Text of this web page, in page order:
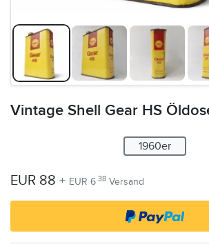
Vintage Shell Gear HS
1960er
EUR 88 + EUR 6.38 Versand